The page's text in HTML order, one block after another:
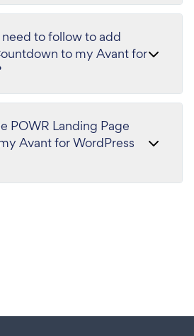
to follow to add
to my Avant for
POWR Landing Page
Avant for WordPress